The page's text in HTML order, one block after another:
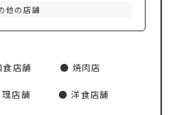
他の店舗
食店舗 焼肉店
店舗 洋食店舗